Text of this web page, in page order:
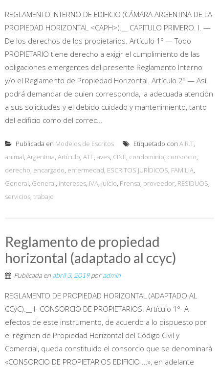
REGLAMENTO INTERNO DE EDIFICIO (CÁMARA ARGENTINA DE LA
PROPIEDAD HORIZONTAL <CAPH>).__ CAPITULO PRIMERO. I. —
De los derechos de los propietarios. Artículo 1º — Todo
PROPIETARIO tiene derecho a exigir el cumplimiento de las
obligaciones emergentes del presente Reglamento Interno
y/o el Reglamento de Propiedad Horizontal. Artículo 2º — Así,
podrá demandar de quien corresponda, la adecuada atención
a sus solicitudes y el debido cuidado y mantenimiento, tanto
del edificio como del correc...
Publicada en Modelos de Escritos Etiquetado con A.R.T,
animal, Argentina, Artículo, ATE, aves, CINE, condominio, consorcio,
derecho, encargado, enfermedad, ESCRITOS JURÍDICOS, FAMILIA,
General, General, intereses, IVA, juicio, Prensa, proveedor, RESIDUOS,
servicios, trabajo
Reglamento de propiedad
horizontal (adaptado al ccyc)
Publicada en abril 3, 2019poradmin
REGLAMENTO DE PROPIEDAD HORIZONTAL (ADAPTADO AL
CCyC).__ I- CONSORCIO DE PROPIETARIOS. Artículo 1º- A
efectos de este instrumento, de acuerdo a lo dispuesto por
el régimen de Propiedad Horizontal del Código Civil y
Comercial, queda constituido el consorcio que se denominará
«CONSORCIO DE PROPIETARIOS EDIFICIO ...», en adelante